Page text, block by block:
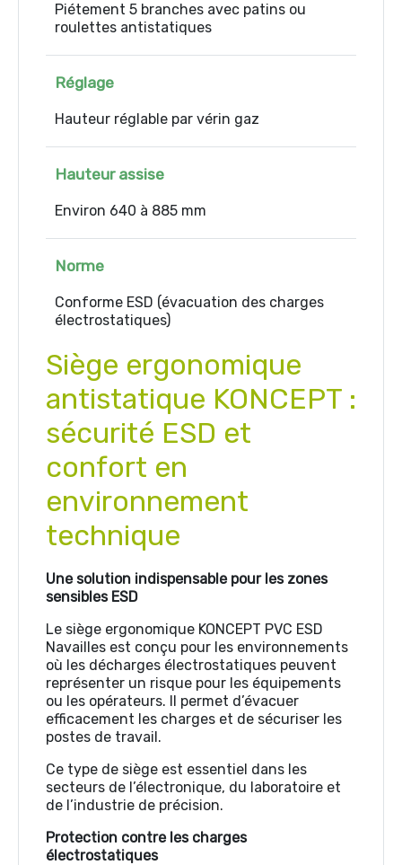
Piétement 5 branches avec patins ou
roulettes antistatiques
Réglage
Hauteur réglable par vérin gaz
Hauteur assise
Environ 640 à 885 mm
Norme
Conforme ESD (évacuation des charges
électrostatiques)
Siège ergonomique
antistatique KONCEPT :
sécurité ESD et
confort en
environnement
technique
Une solution indispensable pour les zones
sensibles ESD
Le siège ergonomique KONCEPT PVC ESD
Navailles est conçu pour les environnements
où les décharges électrostatiques peuvent
représenter un risque pour les équipements
ou les opérateurs. Il permet d’évacuer
efficacement les charges et de sécuriser les
postes de travail.
Ce type de siège est essentiel dans les
secteurs de l’électronique, du laboratoire et
de l’industrie de précision.
Protection contre les charges
électrostatiques